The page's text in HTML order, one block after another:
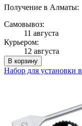
Получение в Алматы:
Самовывоз:
11 августа
Курьером:
12 августа
В корзину
Набор для установки